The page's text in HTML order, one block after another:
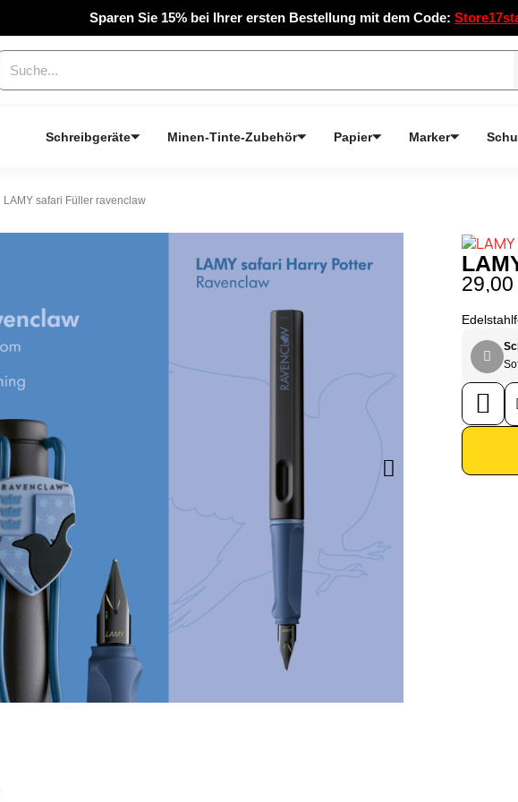
Sparen Sie 15% bei Ihrer ersten Bestellung mit dem Code:
Schreibgeräte Minen-Tinte-Zubehör Papier Marker
LAMY safari Füller ravenclaw
29,00